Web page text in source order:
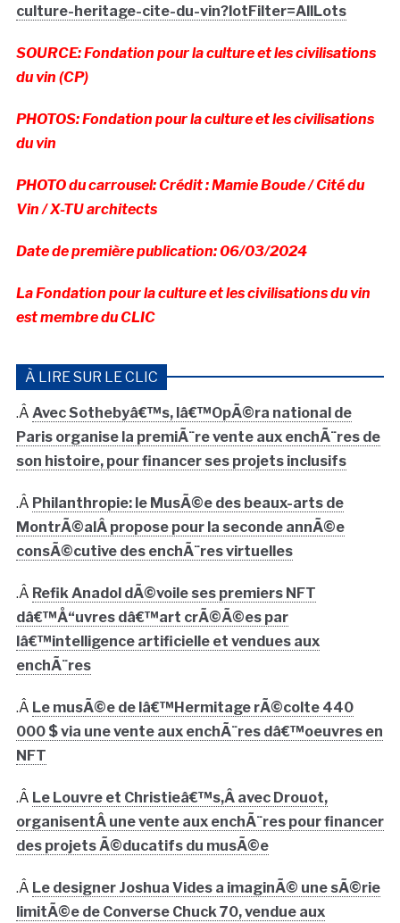
culture-heritage-cite-du-vin?lotFilter=AllLots
SOURCE: Fondation pour la culture et les civilisations
du vin (CP)
PHOTOS: Fondation pour la culture et les civilisations
du vin
PHOTO du carrousel: Crédit : Mamie Boude / Cité du
Vin / X-TU architects
Date de première publication: 06/03/2024
La Fondation pour la culture et les civilisations du vin
est membre du CLIC
À LIRE SUR LE CLIC
.Â Avec Sothebyâ€™s, lâ€™OpÃ©ra national de
Paris organise la premiÃ¨re vente aux enchÃ¨res de
son histoire, pour financer ses projets inclusifs
.Â Philanthropie: le MusÃ©e des beaux-arts de
MontrÃ©alÂ propose pour la seconde annÃ©e
consÃ©cutive des enchÃ¨res virtuelles
.Â Refik Anadol dÃ©voile ses premiers NFT
dâ€™Å“uvres dâ€™art crÃ©Ã©es par
lâ€™intelligence artificielle et vendues aux
enchÃ¨res
.Â Le musÃ©e de lâ€™Hermitage rÃ©colte 440
000 $ via une vente aux enchÃ¨res dâ€™oeuvres en
NFT
.Â Le Louvre et Christieâ€™s,Â avec Drouot,
organisentÂ une vente aux enchÃ¨res pour financer
des projets Ã©ducatifs du musÃ©e
.Â Le designer Joshua Vides a imaginÃ© une sÃ©rie
limitÃ©e de Converse Chuck 70, vendue aux